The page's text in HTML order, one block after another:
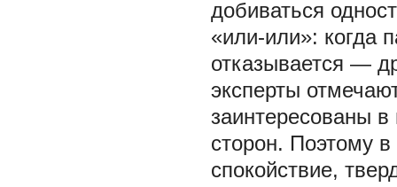
добиваться
«или-или»: когда
отказывается —
эксперты
заинтересованы
сторон. Поэтому
спокойствие,